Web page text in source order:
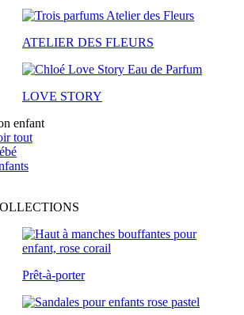
ATELIER DES FLEURS
LOVE STORY
enfant
tout
Prêt-à-porter